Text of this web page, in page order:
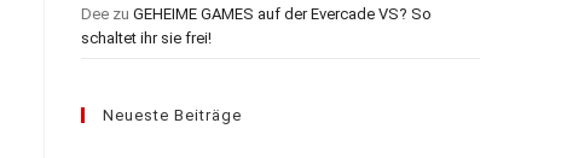
Dee zu GEHEIME GAMES auf der Evercade VS? So
schaltet ihr sie frei!
Neueste Beiträge